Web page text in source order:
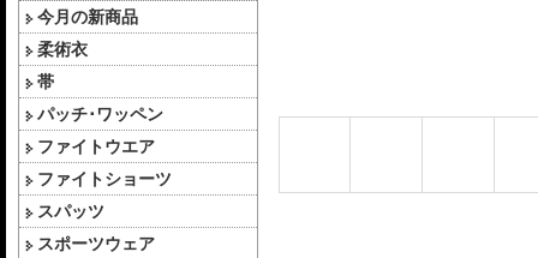
今月の新商品
柔術衣
帯
パッチ･ワッペン
ファイトウエア
ファイトショーツ
スパッツ
スポーツウェア